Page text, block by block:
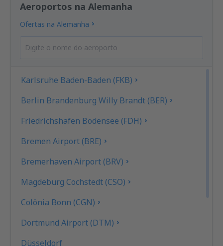
Aeroportos na Alemanha
Ofertas na Alemanha
Karlsruhe Baden-Baden (FKB)
Berlin Brandenburg Willy Brandt (BER)
Friedrichshafen Bodensee (FDH)
Bremen Airport (BRE)
Bremerhaven Airport (BRV)
Magdeburg Cochstedt (CSO)
Colônia Bonn (CGN)
Dortmund Airport (DTM)
Düsseldorf